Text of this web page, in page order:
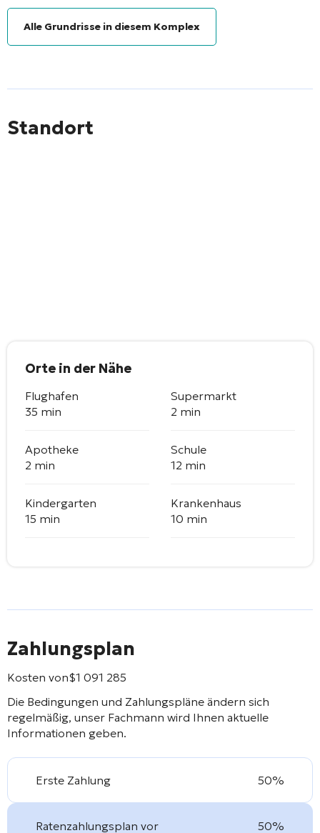
Alle Grundrisse in diesem Komplex
Standort
Orte in der Nähe
Flughafen
35 min
Supermarkt
2 min
Apotheke
2 min
Schule
12 min
Kindergarten
15 min
Krankenhaus
10 min
Zahlungsplan
Kosten von$1 091 285
Die Bedingungen und Zahlungspläne ändern sich
regelmäßig, unser Fachmann wird Ihnen aktuelle
Informationen geben.
Erste Zahlung 50%
Ratenzahlungsplan vor 50%